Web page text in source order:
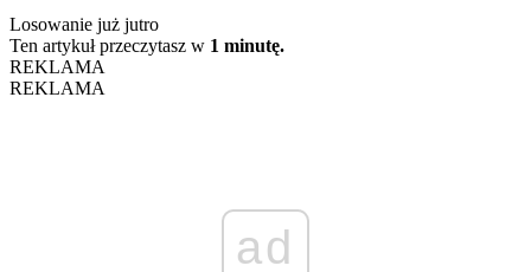
Losowanie już jutro
Ten artykuł przeczytasz w 1 minutę.
REKLAMA
REKLAMA
ad